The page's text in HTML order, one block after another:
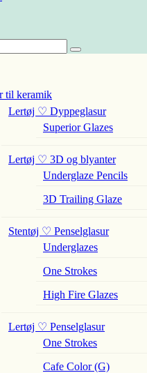
til keramik
Lertøj ♡ Dyppeglasur
Superior Glazes
Lertøj ♡ 3D og blyanter
Underglaze Pencils
3D Trailing Glaze
Stentøj ♡ Penselglasur
Underglazes
One Strokes
High Fire Glazes
Lertøj ♡ Penselglasur
One Strokes
Cafe Color (G)